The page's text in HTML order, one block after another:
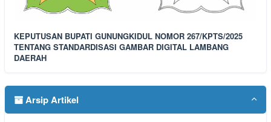
KEPUTUSAN BUPATI GUNUNGKIDUL NOMOR 267/KPTS/2025
TENTANG STANDARDISASI GAMBAR DIGITAL LAMBANG
DAERAH
Arsip Artikel